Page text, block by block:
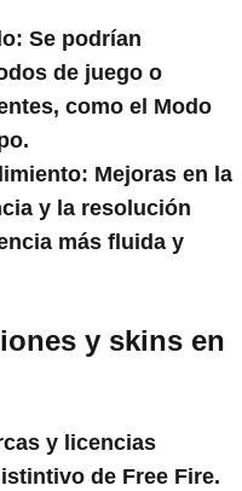
: Se podrían
de juego o
como el Modo
: Mejoras en la
y la resolución
más fluida y
y skins en
y licencias
de Free Fire.